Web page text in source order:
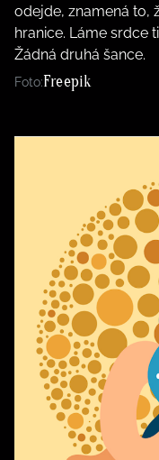
odejde, znamená to,
hranice. Láme srdce
Žádná druhá šance.
Foto:Freepik